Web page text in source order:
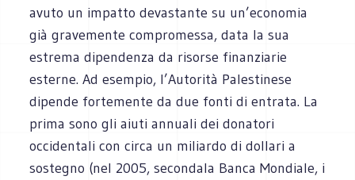
avuto un impatto devastante su un’economia
già gravemente compromessa, data la sua
estrema dipendenza da risorse finanziarie
esterne. Ad esempio, l’Autorità Palestinese
dipende fortemente da due fonti di entrata. La
prima sono gli aiuti annuali dei donatori
occidentali con circa un miliardo di dollari a
sostegno (nel 2005, secondala Banca Mondiale, i